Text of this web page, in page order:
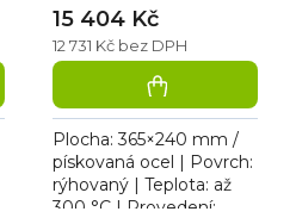
12 731 Kč bez DPH
15 404 Kč
Plocha: 365×240 mm /
pískovaná ocel | Povrch:
rýhovaný | Teplota: až
300 °C | Provedení: